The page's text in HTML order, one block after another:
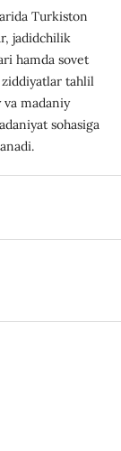
Turkiston
jadidchilik
hamda sovet
tahlil
madaniy
sohasiga